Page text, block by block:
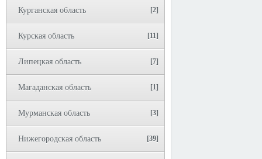
Курганская область [2]
Курская область [11]
Липецкая область [7]
Магаданская область [1]
Мурманская область [3]
Нижегородская область [39]